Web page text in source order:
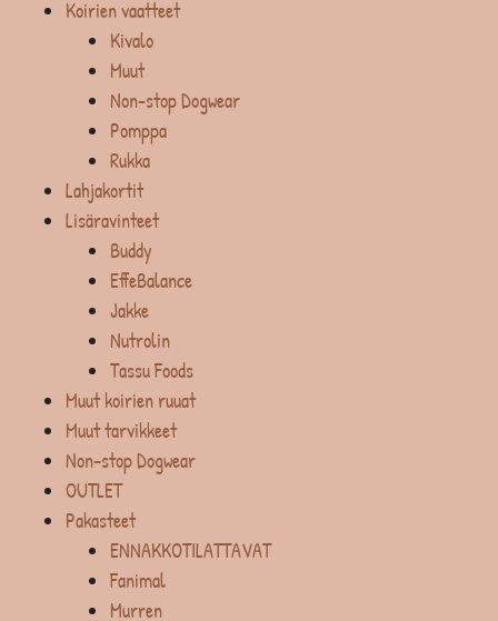
Koirien vaatteet
Kivalo
Muut
Non-stop Dogwear
Pomppa
Rukka
Lahjakortit
Lisäravinteet
Buddy
EffeBalance
Jakke
Nutrolin
Tassu Foods
Muut koirien ruuat
Muut tarvikkeet
Non-stop Dogwear
OUTLET
Pakasteet
ENNAKKOTILATTAVAT
Fanimal
Murren